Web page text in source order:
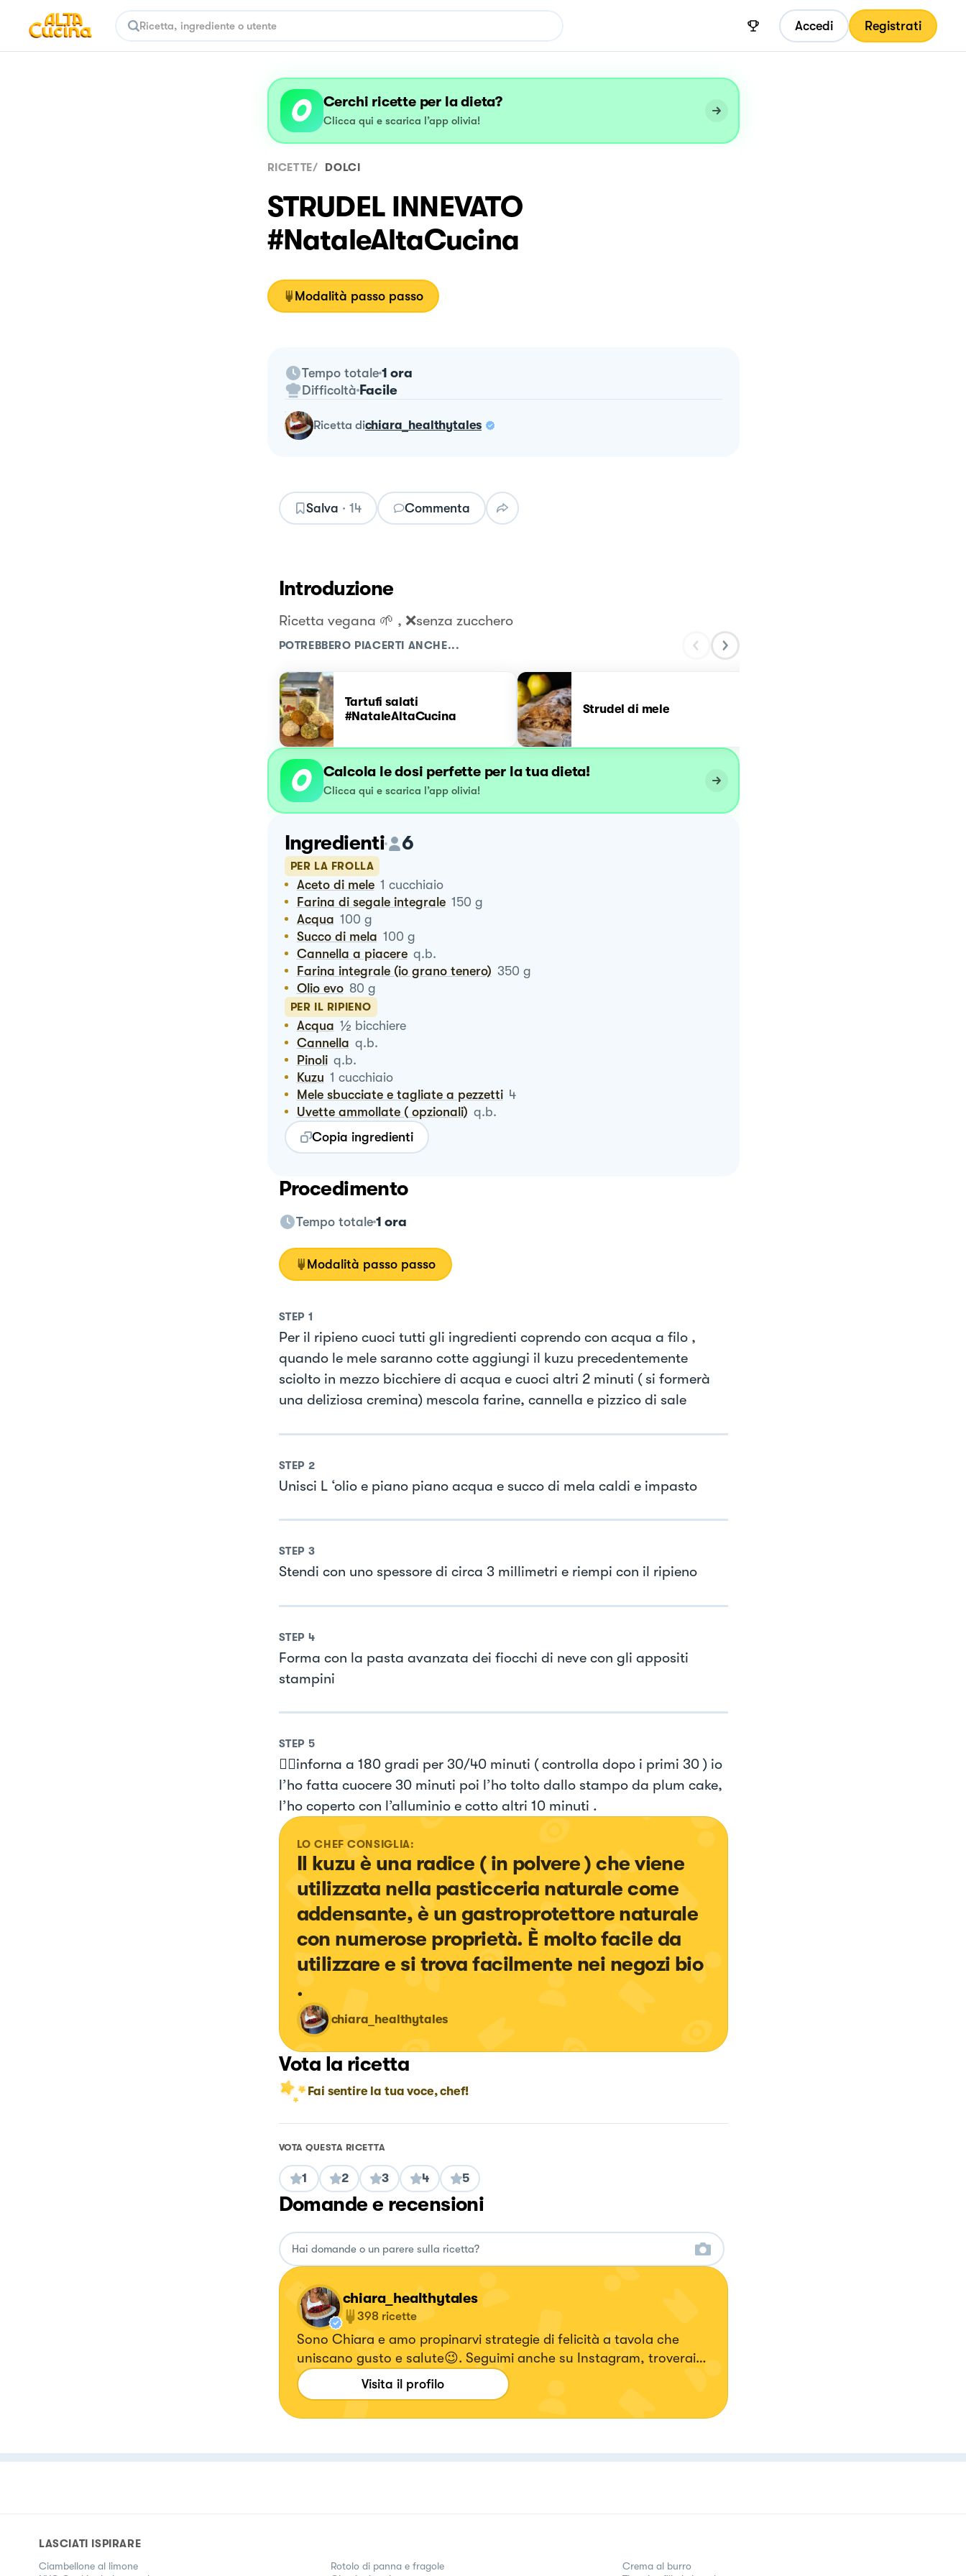
Accedi Registrati
Cerchi ricette per la dieta?
Clicca qui e scarica l’app olivia!
RICETTE/ DOLCI
STRUDEL INNEVATO
#NataleAltaCucina
Modalità passo passo
Tempo totale 1 ora
Difficoltà Facile
ricetta dichiara_healthytales
Salva · 14 Commenta
Introduzione
Ricetta vegana 🌱 , ❌senza zucchero
POTREBBERO PIACERTI ANCHE...
Tartufi salati
#NataleAltaCucina
Strudel di mele
Calcola le dosi perfette per la tua dieta!
Clicca qui e scarica l’app olivia!
Ingredienti 6
PER LA FROLLA
Aceto di mele 1 cucchiaio
Farina di segale integrale 150 g
Acqua 100 g
Succo di mela 100 g
Cannella a piacere q.b.
Farina integrale (io grano tenero) 350 g
Olio evo 80 g
PER IL RIPIENO
Acqua ½ bicchiere
Cannella q.b.
Pinoli q.b.
Kuzu 1 cucchiaio
Mele sbucciate e tagliate a pezzetti 4
Uvette ammollate ( opzionali) q.b.
Copia ingredienti
Procedimento
Tempo totale 1 ora
Modalità passo passo
STEP 1
Per il ripieno cuoci tutti gli ingredienti coprendo con acqua a filo ,
quando le mele saranno cotte aggiungi il kuzu precedentemente
sciolto in mezzo bicchiere di acqua e cuoci altri 2 minuti ( si formerà
una deliziosa cremina) mescola farine, cannella e pizzico di sale
STEP 2
Unisci L ‘olio e piano piano acqua e succo di mela caldi e impasto
STEP 3
Stendi con uno spessore di circa 3 millimetri e riempi con il ripieno
STEP 4
Forma con la pasta avanzata dei fiocchi di neve con gli appositi
stampini
STEP 5
👉🏻inforna a 180 gradi per 30/40 minuti ( controlla dopo i primi 30 ) io
l’ho fatta cuocere 30 minuti poi l’ho tolto dallo stampo da plum cake,
l’ho coperto con l’alluminio e cotto altri 10 minuti .
LO CHEF CONSIGLIA:
Il kuzu è una radice ( in polvere ) che viene
utilizzata nella pasticceria naturale come
addensante, è un gastroprotettore naturale
con numerose proprietà. È molto facile da
utilizzare e si trova facilmente nei negozi bio
.
chiara_healthytales
Vota la ricetta
Fai sentire la tua voce, chef!
VOTA QUESTA RICETTA
1 2 3 4 5
Domande e recensioni
chiara_healthytales
398 ricette
Sono Chiara e amo propinarvi strategie di felicità a tavola che
uniscano gusto e salute😉. Seguimi anche su Instagram, troverai
tutti i video delle ricette 🥰! 👉🏻ig : chiara_healthytales
Visita il profilo
LASCIATI ISPIRARE
Ciambellone al limone
Rotolo di panna e fragole
Crema al burro